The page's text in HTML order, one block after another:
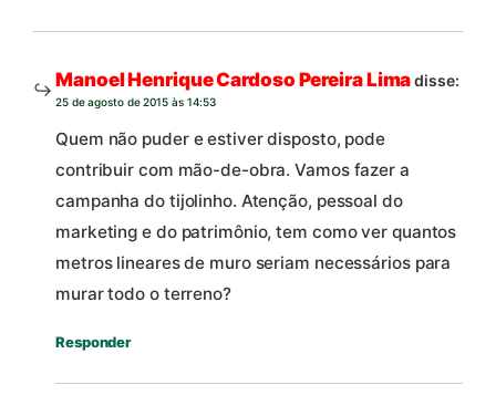
Manoel Henrique Cardoso Pereira Limadisse:
25 de agosto de 2015 às 14:53
Quem não puder e estiver disposto, pode
contribuir com mão-de-obra. Vamos fazer a
campanha do tijolinho. Atenção, pessoal do
marketing e do patrimônio, tem como ver quantos
metros lineares de muro seriam necessários para
murar todo o terreno?
Responder